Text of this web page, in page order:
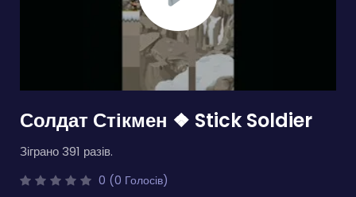
Солдат Стікмен ❖ Stick Soldier
Зіграно 391 разів.
0 (0 Голосів)